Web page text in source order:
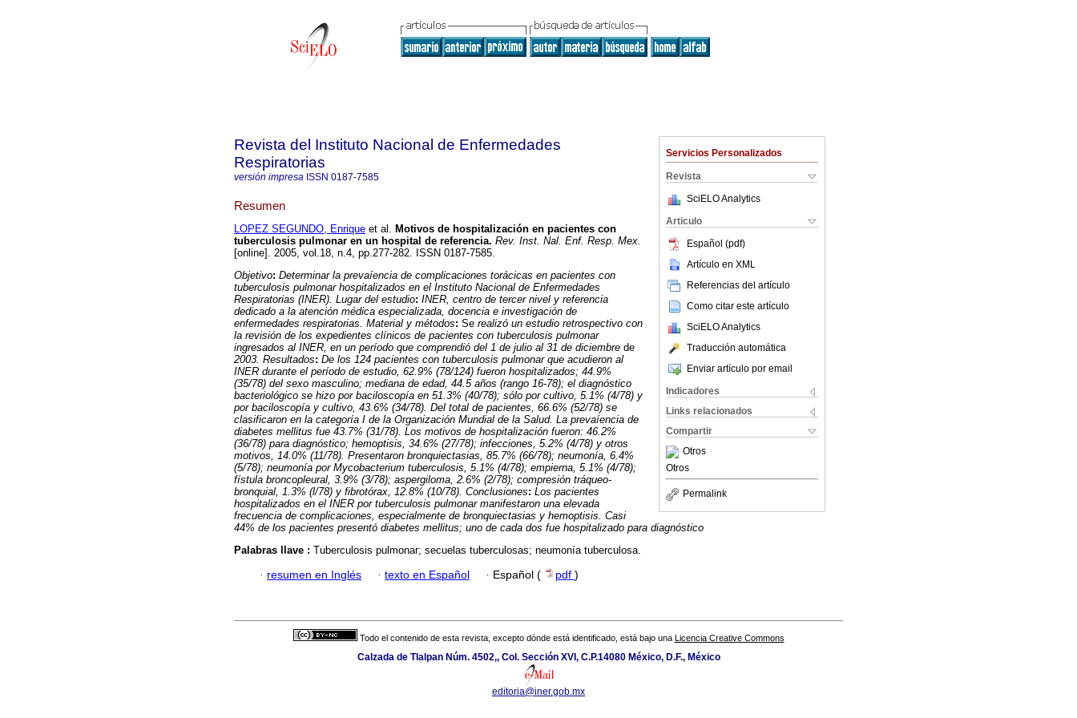
Servicios Personalizados
Revista
SciELO Analytics
Articulo
Español (pdf)
Artículo en XML
Referencias del artículo
Como citar este artículo
SciELO Analytics
Traducción automática
Enviar artículo por email
Indicadores
Links relacionados
Compartir
Otros
Otros
Permalink
Revista del Instituto Nacional de Enfermedades
Respiratorias
versión impresa ISSN 0187-7585
Resumen
LOPEZ SEGUNDO, Enrique et al. Motivos de hospitalización en pacientes con
tuberculosis pulmonar en un hospital de referencia. Rev. Inst. Nal. Enf. Resp. Mex.
[online]. 2005, vol.18, n.4, pp.277-282. ISSN 0187-7585.
Objetivo: Determinar la prevaíencia de complicaciones torácicas en pacientes con
tuberculosis pulmonar hospitalizados en el Instituto Nacional de Enfermedades
Respiratorias (INER). Lugar del estudio: INER, centro de tercer nivel y referencia
dedicado a la atención médica especializada, docencia e investigación de
enfermedades respiratorias. Material y métodos: Se realizó un estudio retrospectivo con
la revisión de los expedientes clínicos de pacientes con tuberculosis pulmonar
ingresados al INER, en un período que comprendió del 1 de julio al 31 de diciembre de
2003. Resultados: De los 124 pacientes con tuberculosis pulmonar que acudieron al
INER durante el período de estudio, 62.9% (78/124) fueron hospitalizados; 44.9%
(35/78) del sexo masculino; mediana de edad, 44.5 años (rango 16-78); el diagnóstico
bacteriológico se hizo por baciloscopía en 51.3% (40/78); sólo por cultivo, 5.1% (4/78) y
por baciloscopía y cultivo, 43.6% (34/78). Del total de pacientes, 66.6% (52/78) se
clasificaron en la categoría I de la Organización Mundial de la Salud. La prevaíencia de
diabetes mellitus fue 43.7% (31/78). Los motivos de hospitalización fueron: 46.2%
(36/78) para diagnóstico; hemoptisis, 34.6% (27/78); infecciones, 5.2% (4/78) y otros
motivos, 14.0% (11/78). Presentaron bronquiectasias, 85.7% (66/78); neumonía, 6.4%
(5/78); neumonía por Mycobacterium tuberculosis, 5.1% (4/78); empierna, 5.1% (4/78);
fístula broncopleural, 3.9% (3/78); aspergiloma, 2.6% (2/78); compresión tráqueo-
bronquial, 1.3% (l/78) y fibrotórax, 12.8% (10/78). Conclusiones: Los pacientes
hospitalizados en el INER por tuberculosis pulmonar manifestaron una elevada
frecuencia de complicaciones, especialmente de bronquiectasias y hemoptisis. Casi
44% de los pacientes presentó diabetes mellitus; uno de cada dos fue hospitalizado para diagnóstico
Palabras llave : Tuberculosis pulmonar; secuelas tuberculosas; neumonía tuberculosa.
· resumen en Inglés · texto en Español · Español ( pdf )
Todo el contenido de esta revista, excepto dónde está identificado, está bajo una Licencia Creative Commons
Calzada de Tlalpan Núm. 4502,, Col. Sección XVI, C.P.14080 México, D.F., México
editoria@iner.gob.mx